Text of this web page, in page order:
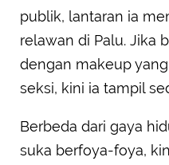
publik, lantaran ia
relawan di Palu. Jika
dengan makeup
seksi, kini ia tampil
Berbeda dari gaya
suka berfoya-foya,